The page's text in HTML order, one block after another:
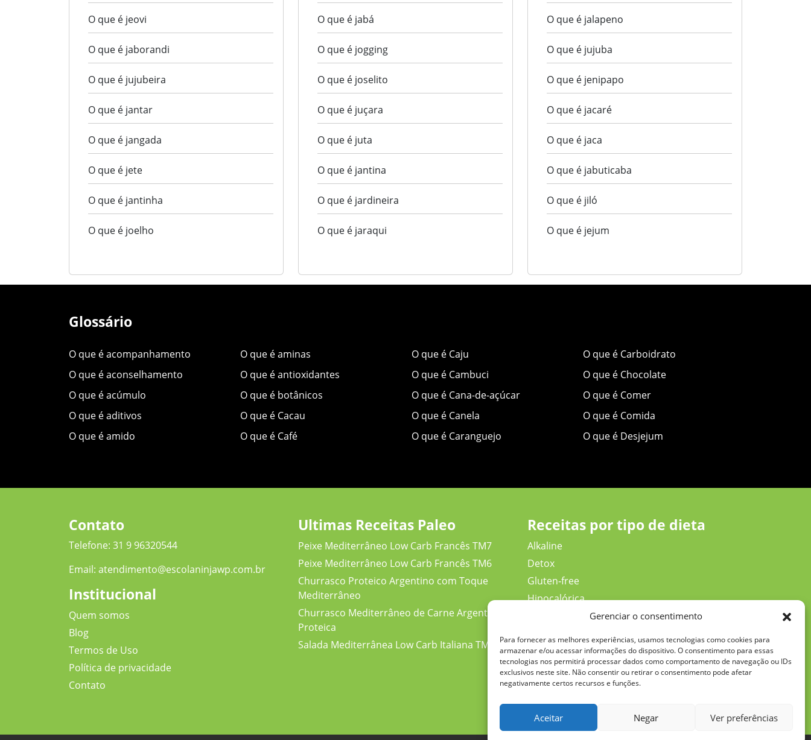
Gerenciar o consentimento
Para fornecer as melhores experiências, usamos tecnologias como cookies para
armazenar e/ou acessar informações do dispositivo. O consentimento para essas
tecnologias nos permitirá processar dados como comportamento de navegação ou IDs
exclusivos neste site. Não consentir ou retirar o consentimento pode afetar
negativamente certos recursos e funções.
Aceitar Negar Ver preferências
O que é jeovi
O que é jaborandi
O que é jujubeira
O que é jantar
O que é jangada
O que é jete
O que é jantinha
O que é joelho
O que é jabá
O que é jogging
O que é joselito
O que é juçara
O que é juta
O que é jantina
O que é jardineira
O que é jaraqui
O que é jalapeno
O que é jujuba
O que é jenipapo
O que é jacaré
O que é jaca
O que é jabuticaba
O que é jiló
O que é jejum
Glossário
O que é acompanhamento
O que é aconselhamento
O que é acúmulo
O que é aditivos
O que é amido
O que é aminas
O que é antioxidantes
O que é botânicos
O que é Cacau
O que é Café
O que é Caju
O que é Cambuci
O que é Cana-de-açúcar
O que é Canela
O que é Caranguejo
O que é Carboidrato
O que é Chocolate
O que é Comer
O que é Comida
O que é Desjejum
Contato
Telefone: 31 9 96320544
Email: atendimento@escolaninjawp.com.br
Institucional
Quem somos
Blog
Termos de Uso
Política de privacidade
Contato
Ultimas Receitas Paleo
Peixe Mediterrâneo Low Carb Francês TM7
Peixe Mediterrâneo Low Carb Francês TM6
Churrasco Proteico Argentino com Toque
Mediterrâneo
Churrasco Mediterrâneo de Carne Argentina
Proteica
Salada Mediterrânea Low Carb Italiana TM7
Receitas por tipo de dieta
Alkaline
Detox
Gluten‑free
Hipocalórica
Paleo
Paleolítica